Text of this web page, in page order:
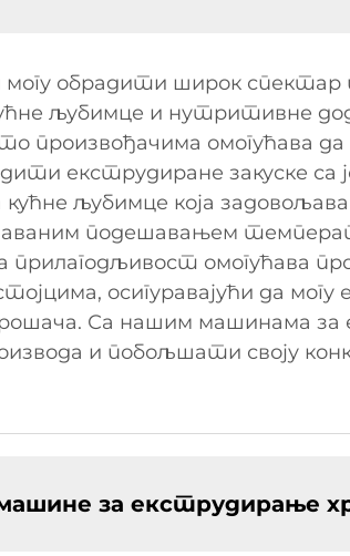
обрадити широк спектар
љубимце и нутритивне
произвођачима омогућава да
екструдиране закуске са
љубимце која
подешавањем
прилагодљивост омогућава
осигуравајући да могу
Са нашим машинама за
и побољшати своју
за екструдирање